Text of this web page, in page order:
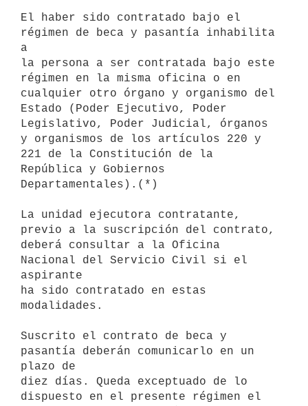
El haber sido contratado bajo el
régimen de beca y pasantía inhabilita
a
la persona a ser contratada bajo este
régimen en la misma oficina o en
cualquier otro órgano y organismo del
Estado (Poder Ejecutivo, Poder
Legislativo, Poder Judicial, órganos
y organismos de los artículos 220 y
221 de la Constitución de la
República y Gobiernos
Departamentales).(*)
La unidad ejecutora contratante,
previo a la suscripción del contrato,
deberá consultar a la Oficina
Nacional del Servicio Civil si el
aspirante
ha sido contratado en estas
modalidades.
Suscrito el contrato de beca y
pasantía deberán comunicarlo en un
plazo de
diez días. Queda exceptuado de lo
dispuesto en el presente régimen el